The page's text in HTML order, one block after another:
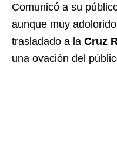
Comunicó a su
aunque muy
trasladado a la Cruz
una ovación del